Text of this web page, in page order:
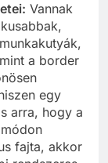
Vannak
a border
egy
arra, hogy a
fajta, akkor